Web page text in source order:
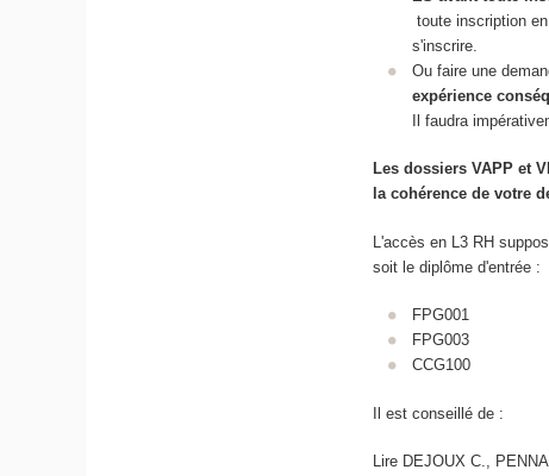
toute inscription
s'inscrire.
Ou faire une
expérience
Il faudra
Les dossiers VAPP et
la cohérence de votre
L'accès en L3 RH
soit le diplôme d'entrée :
FPG001
FPG003
CCG100
Il est conseillé de :
Lire DEJOUX C.,